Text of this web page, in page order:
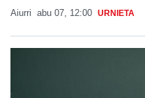
Aiurri abu 07, 12:00 URNIETA